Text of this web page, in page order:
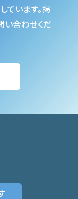
ています。掲
合わせくだ